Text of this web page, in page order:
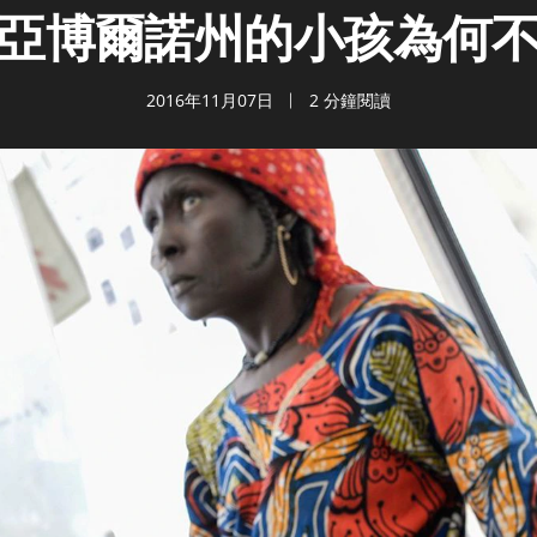
博爾諾州的小孩為何
2016年11月07日 2 分鐘閱讀